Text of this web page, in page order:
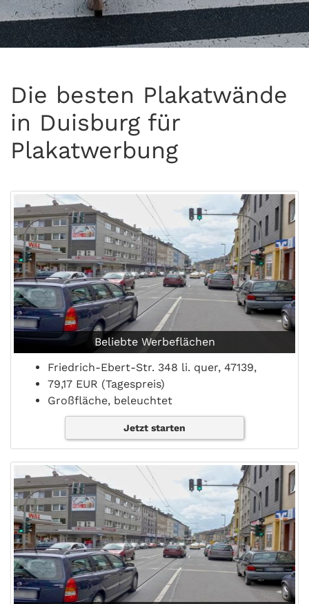
Die besten Plakatwände
in Duisburg für
Plakatwerbung
Beliebte Werbeflächen
Friedrich-Ebert-Str. 348 li. quer, 47139,
79,17 EUR (Tagespreis)
Großfläche, beleuchtet
Jetzt starten